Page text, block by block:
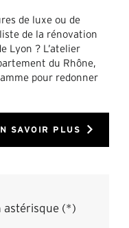
de luxe ou de
de la rénovation
Lyon ? L’atelier
du Rhône,
pour redonner
SAVOIR PLUS
astérisque (*)